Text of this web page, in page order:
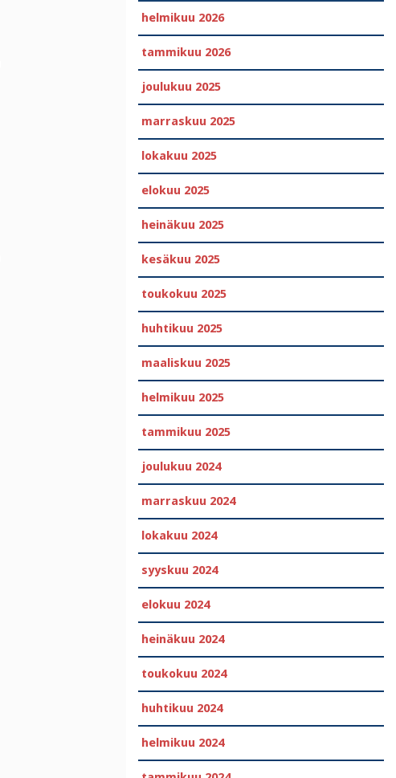
helmikuu 2026
tammikuu 2026
joulukuu 2025
marraskuu 2025
lokakuu 2025
elokuu 2025
heinäkuu 2025
kesäkuu 2025
toukokuu 2025
huhtikuu 2025
maaliskuu 2025
helmikuu 2025
tammikuu 2025
joulukuu 2024
marraskuu 2024
lokakuu 2024
syyskuu 2024
elokuu 2024
heinäkuu 2024
toukokuu 2024
huhtikuu 2024
helmikuu 2024